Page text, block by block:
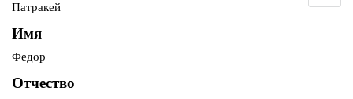
Патракей
Имя
Федор
Отчество